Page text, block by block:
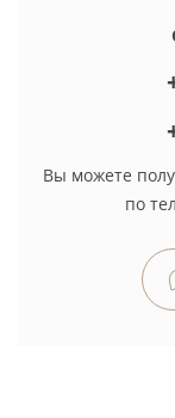
Вы можете
по